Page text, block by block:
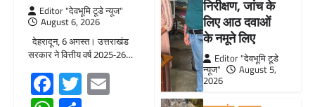
Editor "देवभूमि टूडे न्यूज"
August 6, 2026
देहरादून, 6 अगस्त। उत्तराखंड
सरकार ने वित्तीय वर्ष 2025-26…
Facebook
TwitterEmail
निरीक्षण, जांच के
लिए आठ दवाओं
के नमूने लिए
Editor "देवभूमि टूडे
न्यूज"
August 5,
2026